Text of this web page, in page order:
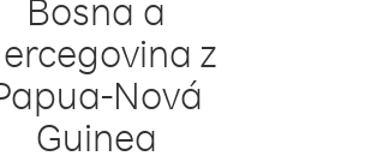
Bosna a
z
Nová
Guinea